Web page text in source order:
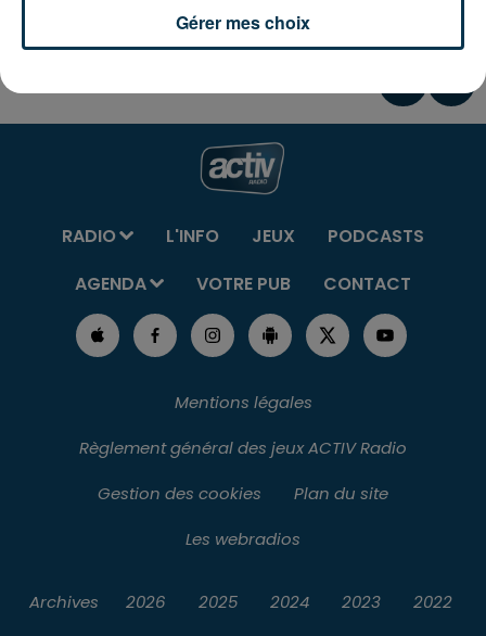
- Pour plus d'infos rendez-vous sursaint-galmier.fr
RADIO L'INFO JEUX
PODCASTS
AGENDA
VOTRE PUB CONTACT
Mentions légales
Règlement général des jeux ACTIV Radio
Gestion des cookies
Plan du site
Les webradios
Archives 2026 2025 2024 2023 2022
Gérer mes choix